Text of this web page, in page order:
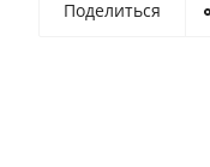
Поделиться